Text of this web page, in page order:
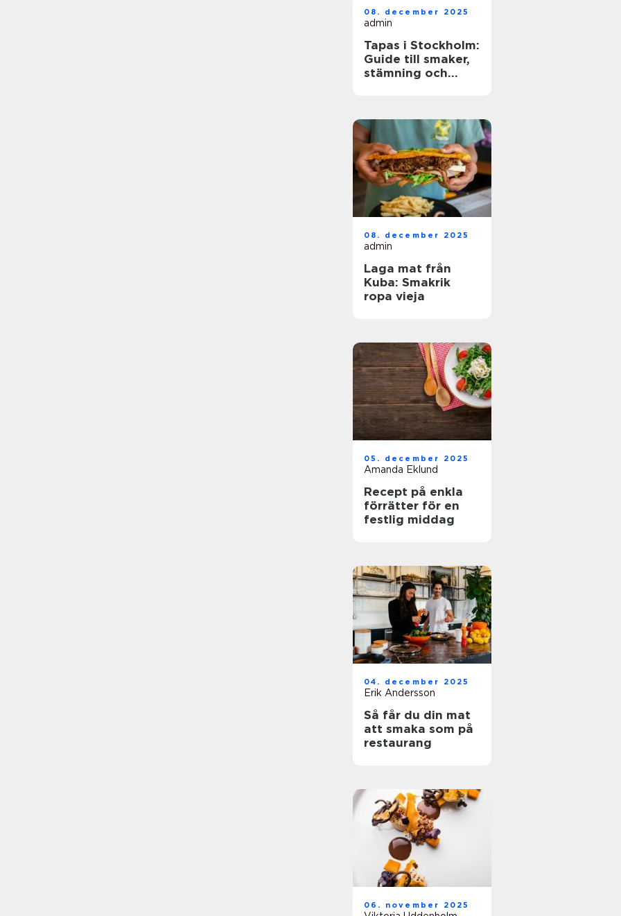
08. december 2025
admin
Tapas i Stockholm:
Guide till smaker,
stämning och
08. december 2025
admin
Laga mat från
Kuba: Smakrik
ropa vieja
05. december 2025
Amanda Eklund
Recept på enkla
förrätter för en
festlig middag
04. december 2025
Erik Andersson
Så får du din mat
att smaka som på
restaurang
06. november 2025